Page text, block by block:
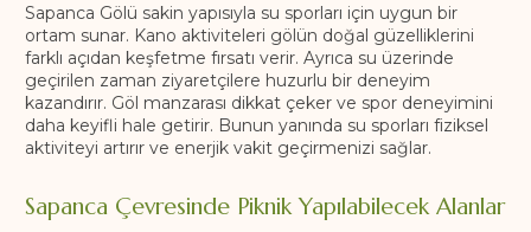
Sapanca Gölü sakin yapısıyla su sporları için uygun bir
ortam sunar. Kano aktiviteleri gölün doğal güzelliklerini
farklı açıdan keşfetme fırsatı verir. Ayrıca su üzerinde
geçirilen zaman ziyaretçilere huzurlu bir deneyim
kazandırır. Göl manzarası dikkat çeker ve spor deneyimini
daha keyifli hale getirir. Bunun yanında su sporları fiziksel
aktiviteyi artırır ve enerjik vakit geçirmenizi sağlar.
Sapanca Çevresinde Piknik Yapılabilecek Alanlar